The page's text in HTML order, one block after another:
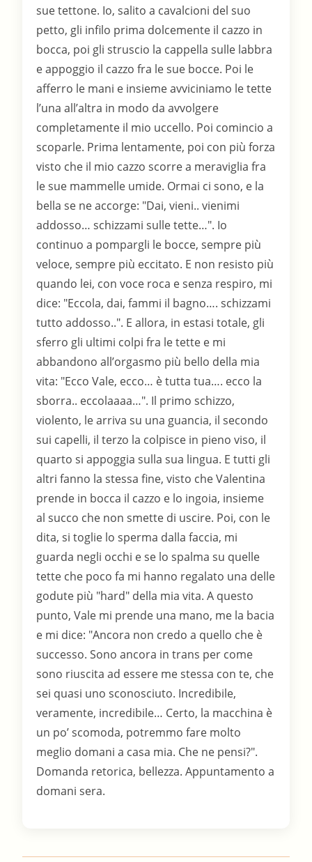
sue tettone. Io, salito a cavalcioni del suo
petto, gli infilo prima dolcemente il cazzo in
bocca, poi gli struscio la cappella sulle labbra
e appoggio il cazzo fra le sue bocce. Poi le
afferro le mani e insieme avviciniamo le tette
l’una all’altra in modo da avvolgere
completamente il mio uccello. Poi comincio a
scoparle. Prima lentamente, poi con più forza
visto che il mio cazzo scorre a meraviglia fra
le sue mammelle umide. Ormai ci sono, e la
bella se ne accorge: "Dai, vieni.. vienimi
addosso… schizzami sulle tette…". Io
continuo a pompargli le bocce, sempre più
veloce, sempre più eccitato. E non resisto più
quando lei, con voce roca e senza respiro, mi
dice: "Eccola, dai, fammi il bagno…. schizzami
tutto addosso..". E allora, in estasi totale, gli
sferro gli ultimi colpi fra le tette e mi
abbandono all’orgasmo più bello della mia
vita: "Ecco Vale, ecco… è tutta tua…. ecco la
sborra.. eccolaaaa…". Il primo schizzo,
violento, le arriva su una guancia, il secondo
sui capelli, il terzo la colpisce in pieno viso, il
quarto si appoggia sulla sua lingua. E tutti gli
altri fanno la stessa fine, visto che Valentina
prende in bocca il cazzo e lo ingoia, insieme
al succo che non smette di uscire. Poi, con le
dita, si toglie lo sperma dalla faccia, mi
guarda negli occhi e se lo spalma su quelle
tette che poco fa mi hanno regalato una delle
godute più "hard" della mia vita. A questo
punto, Vale mi prende una mano, me la bacia
e mi dice: "Ancora non credo a quello che è
successo. Sono ancora in trans per come
sono riuscita ad essere me stessa con te, che
sei quasi uno sconosciuto. Incredibile,
veramente, incredibile… Certo, la macchina è
un po’ scomoda, potremmo fare molto
meglio domani a casa mia. Che ne pensi?".
Domanda retorica, bellezza. Appuntamento a
domani sera.